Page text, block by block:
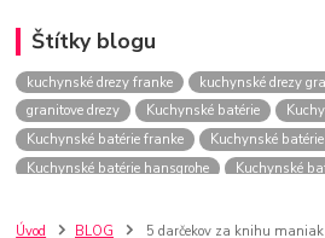
Štítky blogu
kuchynské drezy franke kuchynské drezy
granitove drezy
Kuchynské batérie
Kuchynské batérie franke
Kuchynské
Kuchynské batérie hansgrohe
Kuchynské
kuchynské batérie sagittarius
kuchynské
Úvod BLOG 5 darčekov za knihu maniak